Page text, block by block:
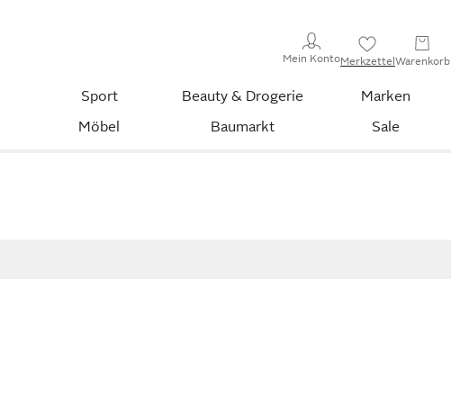
Mein KontoMerkzettelWarenkorb
Sport Beauty & Drogerie
Marken
Möbel Baumarkt Sale